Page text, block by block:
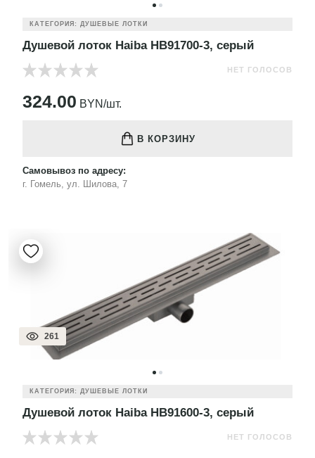
КАТЕГОРИЯ: ДУШЕВЫЕ ЛОТКИ
Душевой лоток Haiba HB91700-3, серый
НЕТ ГОЛОСОВ
324.00 BYN/шт.
В КОРЗИНУ
Самовывоз по адресу:
г. Гомель, ул. Шилова, 7
261
КАТЕГОРИЯ: ДУШЕВЫЕ ЛОТКИ
Душевой лоток Haiba HB91600-3, серый
НЕТ ГОЛОСОВ